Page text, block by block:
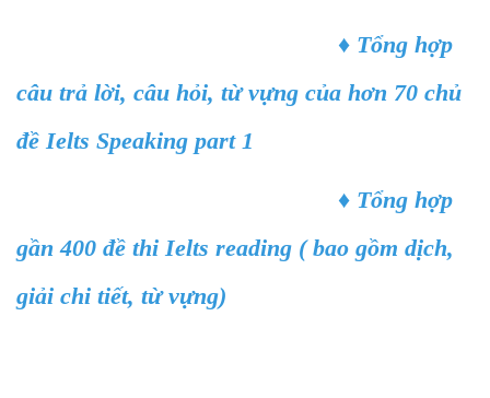
♦ Tổng hợp
câu trả lời, câu hỏi, từ vựng của hơn 70 chủ
đề Ielts Speaking part 1
♦ Tổng hợp
gần 400 đề thi Ielts reading ( bao gồm dịch,
giải chi tiết, từ vựng)